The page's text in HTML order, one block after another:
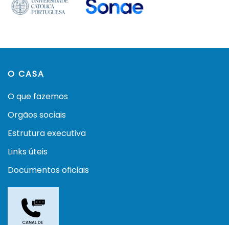
O CASA
O que fazemos
Orgãos sociais
Estrutura executiva
Links úteis
Documentos oficiais